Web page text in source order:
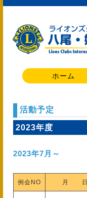
ホーム
活動予定
2023年度
2023年7月～
例会NO 月 日